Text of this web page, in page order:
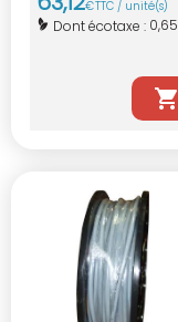
€TTC / unité(s)
Dont écotaxe : 0,65